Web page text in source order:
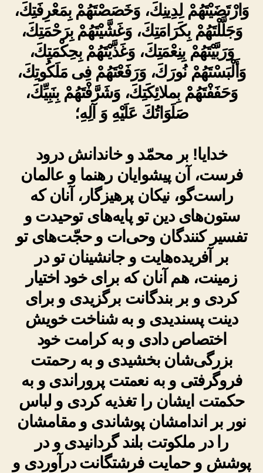
وَارْتَضَيْتَهُمْ لِدِينِكَ، وَخَصَصْتَهُمْ بِمَعْرِفَتِكَ،
وَجَلَّلْتَهُمْ بِكَرَامَتِكَ، وَغَشَّيْتَهُمْ بِرَحْمَتِكَ،
وَرَبَّيْتَهُمْ بِنِعْمَتِكَ، وَغَذَّيْتَهُمْ بِحِكْمَتِكَ،
وَأَلْبَسْتَهُمْ نُورَكَ، وَرَفَعْتَهُمْ فِى مَلَكُوتِكَ،
وَحَفَفْتَهُمْ بِملائِكَتِكَ، وَشَرَّفْتَهُمْ بِنَبِيِّكَ،
صَلَوَاتُكَ عَلَيْهِ وَ آلِهِ؛
خدایا! بر محمّد و خاندانش درود
فرست، آن پیشوایان رهنما و عالمان
راست‌گو، نیکان پرهیزگار، آنان که
ستون‌های دین تو پایه‌های توحیدت و
تفسیر کنندگان وحی‌ات و حجّت‌های تو
بر آفریده‌هایت و جانشینان تو در
زمینت، هم آنان که برای خود اختیار
کردی و بر بندگانت برگزیدی و برای
دینت پسندیدی و به شناخت خویش
اختصاص دادی و به کرامت خود
بزرگی‌شان بخشیدی و به رحمتت
فروگرفتی و به نعمتت پروراندی و به
حکمتت ایشان را تغذیه کردی و لباس
نور بر اندامشان پوشاندی و مقامشان
را در ملکوتت بلند گردانیدی و در
پوشش و حمایت فرشتگانت درآوردی و